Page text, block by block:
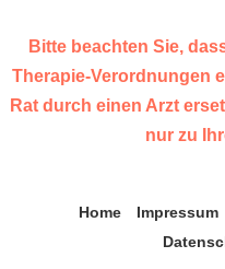
Bitte beachten Sie,
Therapie-Verordnungen
Rat durch einen Arzt
nur zu
Home Impressum